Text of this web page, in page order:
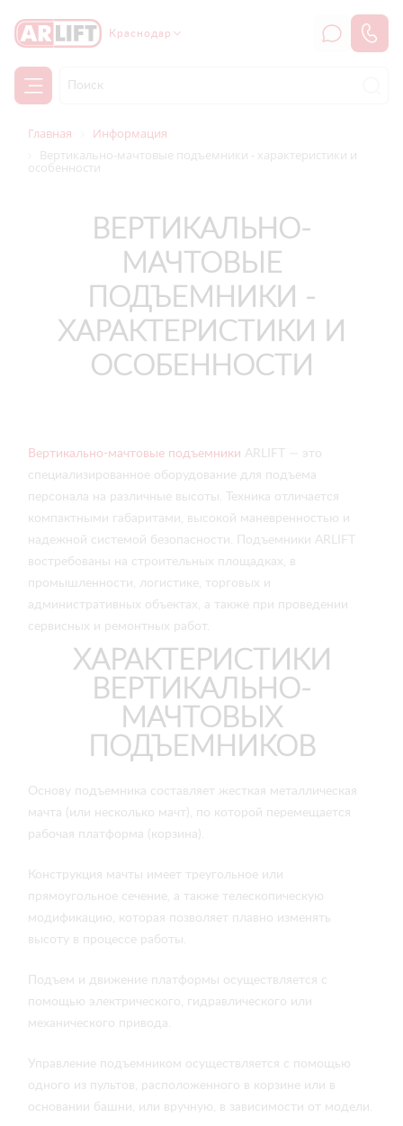
Краснодар
Главная
Информация
Вертикально-мачтовые подъемники - характеристики и
особенности
ВЕРТИКАЛЬНО-
МАЧТОВЫЕ
ПОДЪЕМНИКИ -
ХАРАКТЕРИСТИКИ И
ОСОБЕННОСТИ
Вертикально-мачтовые подъемники ARLIFT — это
специализированное оборудование для подъема
персонала на различные высоты. Техника отличается
компактными габаритами, высокой маневренностью и
надежной системой безопасности. Подъемники ARLIFT
востребованы на строительных площадках, в
промышленности, логистике, торговых и
административных объектах, а также при проведении
сервисных и ремонтных работ.
ХАРАКТЕРИСТИКИ
ВЕРТИКАЛЬНО-
МАЧТОВЫХ
ПОДЪЕМНИКОВ
Основу подъемника составляет жесткая металлическая
мачта (или несколько мачт), по которой перемещается
рабочая платформа (корзина).
Конструкция мачты имеет треугольное или
прямоугольное сечение, а также телескопическую
модификацию, которая позволяет плавно изменять
высоту в процессе работы.
Подъем и движение платформы осуществляется с
помощью электрического, гидравлического или
механического привода.
Управление подъемником осуществляется с помощью
одного из пультов, расположенного в корзине или в
основании башни, или вручную, в зависимости от модели.